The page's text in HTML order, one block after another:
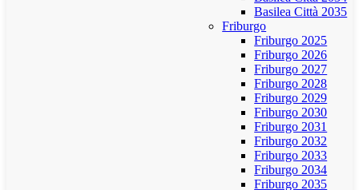
Basilea Città 2035
Friburgo
Friburgo 2025
Friburgo 2026
Friburgo 2027
Friburgo 2028
Friburgo 2029
Friburgo 2030
Friburgo 2031
Friburgo 2032
Friburgo 2033
Friburgo 2034
Friburgo 2035